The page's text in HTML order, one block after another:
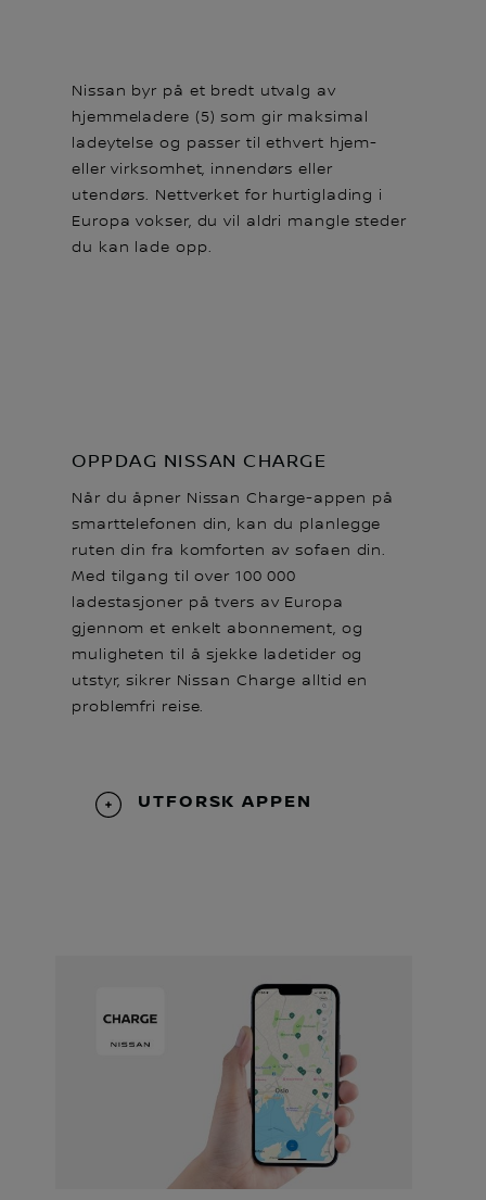
Nissan byr på et bredt utvalg av
hjemmeladere (5) som gir maksimal
ladeytelse og passer til ethvert hjem-
eller virksomhet, innendørs eller
utendørs. Nettverket for hurtiglading i
Europa vokser, du vil aldri mangle steder
du kan lade opp.
OPPDAG NISSAN CHARGE
Når du åpner Nissan Charge-appen på
smarttelefonen din, kan du planlegge
ruten din fra komforten av sofaen din.
Med tilgang til over 100 000
ladestasjoner på tvers av Europa
gjennom et enkelt abonnement, og
muligheten til å sjekke ladetider og
utstyr, sikrer Nissan Charge alltid en
problemfri reise.
UTFORSK APPEN